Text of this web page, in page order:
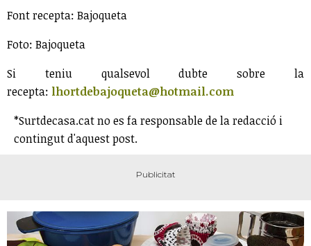
Font recepta: Bajoqueta
Foto: Bajoqueta
Si teniu qualsevol dubte sobre la
recepta: lhortdebajoqueta@hotmail.com
*Surtdecasa.cat no es fa responsable de la redacció i
contingut d'aquest post.